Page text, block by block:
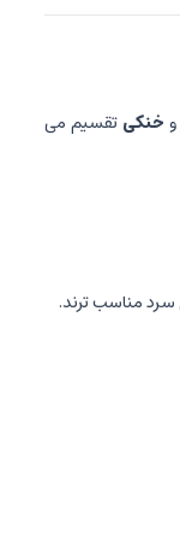
و خنکی تقسیم می